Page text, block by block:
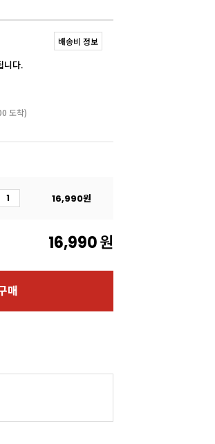
니다.
도착)
배송비 정보
16,990원
16,990원
매